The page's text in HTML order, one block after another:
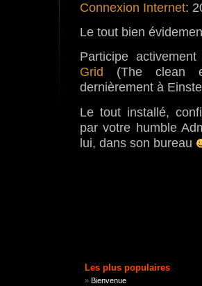
Connexion Internet:
Le tout bien
Participe
Grid (The clean
dernièrement à
Le tout installé,
par votre humble
lui, dans son bureau
Les plus populaires
Bienvenue